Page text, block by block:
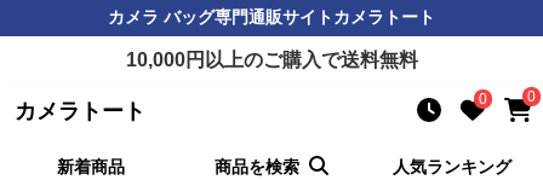
カメラ バッグ専門通販サイトカメラトート
10,000円以上のご購入で送料無料
カメラトート 0 0
新着商品 商品を検索 人気ランキング